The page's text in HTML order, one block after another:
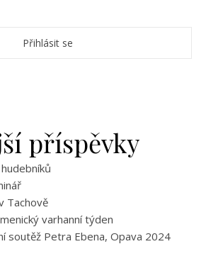
příspěvky
Tachově
varhanní týden
soutěž Petra Ebena, Opava 2024